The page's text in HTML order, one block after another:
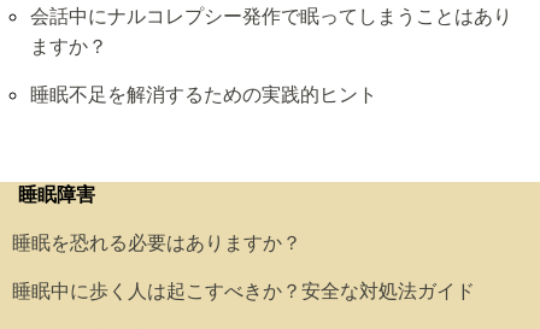
会話中にナルコレプシー発作で眠ってしまうことはあり
ますか？
睡眠不足を解消するための実践的ヒント
睡眠障害
睡眠を恐れる必要はありますか？
睡眠中に歩く人は起こすべきか？安全な対処法ガイド